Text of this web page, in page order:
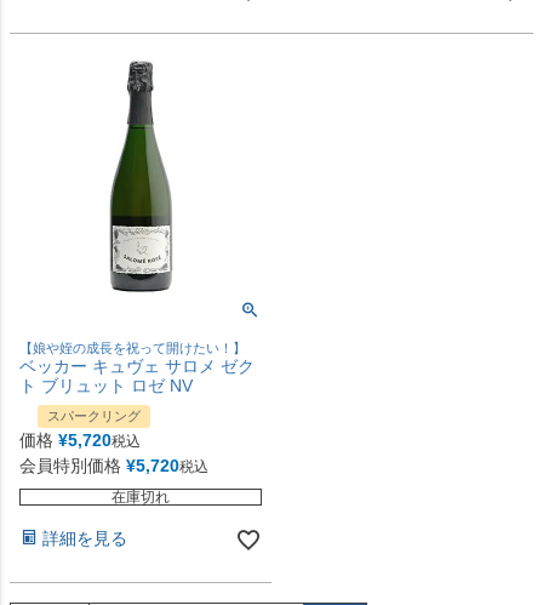
【娘や姪の成長を祝って開けたい！】
ベッカー キュヴェ サロメ ゼク
ト ブリュット ロゼ NV
スパークリング
価格 ¥5,720税込
会員特別価格 ¥5,720税込
在庫切れ
詳細を見る